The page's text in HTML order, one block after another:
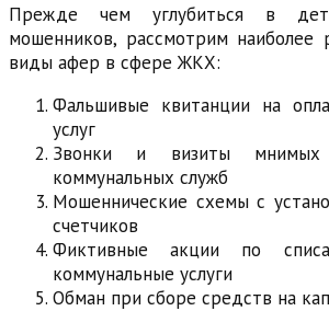
Прежде чем углубиться в
мошенников, рассмотрим наиболее
виды афер в сфере ЖКХ:
Фальшивые квитанции на
услуг
Звонки и визиты мнимых
коммунальных служб
Мошеннические схемы с
счетчиков
Фиктивные акции по
коммунальные услуги
Обман при сборе средств на